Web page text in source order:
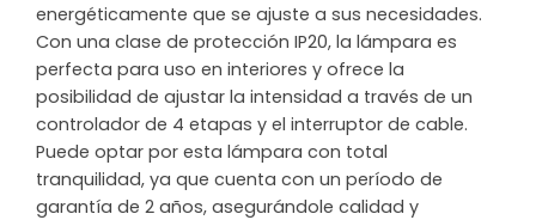
energéticamente que se ajuste a sus necesidades.
Con una clase de protección IP20, la lámpara es
perfecta para uso en interiores y ofrece la
posibilidad de ajustar la intensidad a través de un
controlador de 4 etapas y el interruptor de cable.
Puede optar por esta lámpara con total
tranquilidad, ya que cuenta con un período de
garantía de 2 años, asegurándole calidad y